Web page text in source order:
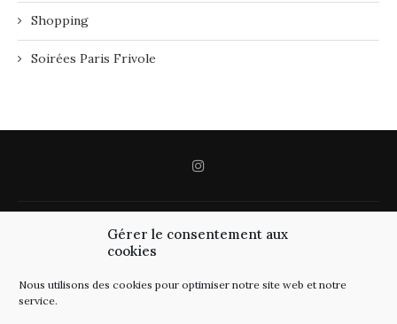
Gérer le consentement aux
cookies
Nous utilisons des cookies pour optimiser notre site web et notre
service.
Shopping
Soirées Paris Frivole